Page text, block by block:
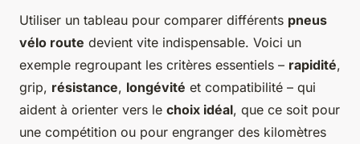
Utiliser un tableau pour comparer différents pneus
vélo route devient vite indispensable. Voici un
exemple regroupant les critères essentiels – rapidité,
grip, résistance, longévité et compatibilité – qui
aident à orienter vers le choix idéal, que ce soit pour
une compétition ou pour engranger des kilomètres